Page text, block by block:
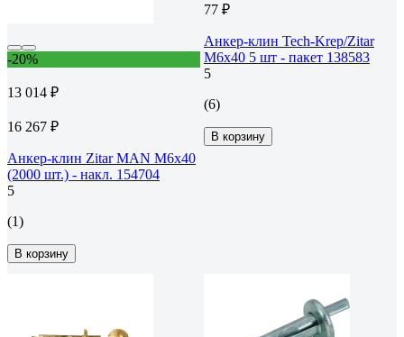
-20%
13 014 ₽
16 267 ₽
Анкер-клин Zitar MAN М6х40
(2000 шт.) - накл. 154704
5
(1)
В корзину
77 ₽
Анкер-клин Tech-Krep/Zitar
М6х40 5 шт - пакет 138583
5
(6)
В корзину